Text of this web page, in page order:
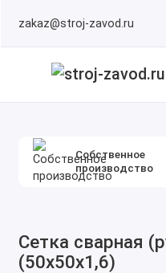
zakaz@stroj-zavod.ru
Собственное
производство
Сетка сварная
(50х50х1,6)